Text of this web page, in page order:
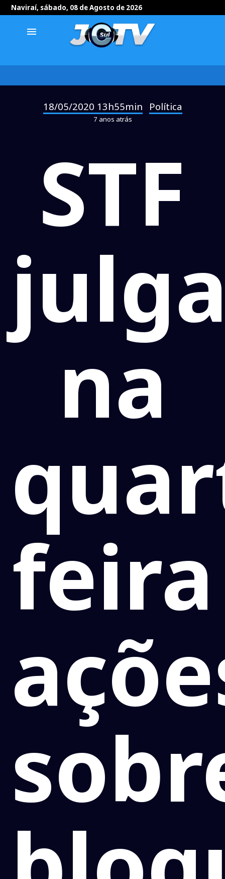
Naviraí, sábado, 08 de Agosto de 2026
menu
18/05/2020 13h55min Política
7 anos atrás
STF
na
feira